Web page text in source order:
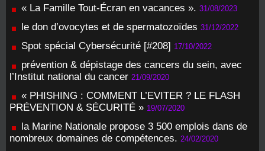
« La Famille Tout-Écran en vacances ». 31/08/2023
le don d’ovocytes et de spermatozoïdes 31/12/2022
Spot spécial Cybersécurité [#208] 17/10/2022
prévention & dépistage des cancers du sein, avec
l’Institut national du cancer 21/09/2020
« PHISHING : COMMENT L’EVITER ? LE FLASH
PRÉVENTION & SÉCURITÉ » 19/07/2020
la Marine Nationale propose 3 500 emplois dans de
nombreux domaines de compétences. 24/02/2020